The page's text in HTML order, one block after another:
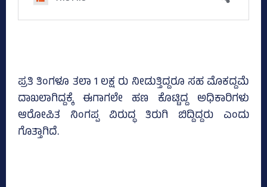
ಪ್ರತಿ ತಿಂಗಳೂ ತಲಾ 1 ಲಕ್ಷ ರು ನೀಡುತ್ತಿದ್ದರೂ ಸಹ ಮೊಕದ್ದಮೆ
ದಾಖಲಾಗಿದ್ದಕ್ಕೆ ಈಗಾಗಲೇ ಹಣ ಕೊಟ್ಟಿದ್ದ ಅಧಿಕಾರಿಗಳು
ಆರೋಪಿತ ನಿಂಗಪ್ಪ ವಿರುದ್ಧ ತಿರುಗಿ ಬಿದ್ದಿದ್ದರು ಎಂದು
ಗೊತ್ತಾಗಿದೆ.